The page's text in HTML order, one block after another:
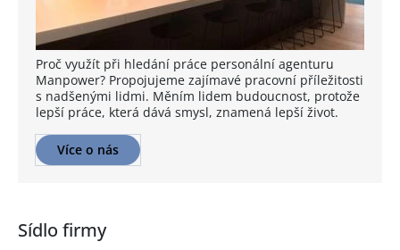
Proč využít při hledání práce personální agenturu
Manpower? Propojujeme zajímavé pracovní příležitosti
s nadšenými lidmi. Měním lidem budoucnost, protože
lepší práce, která dává smysl, znamená lepší život.
Více o nás
Sídlo firmy